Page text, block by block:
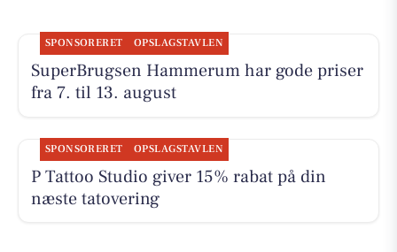
SPONSORERET OPSLAGSTAVLEN
SuperBrugsen Hammerum har gode priser
fra 7. til 13. august
SPONSORERET OPSLAGSTAVLEN
P Tattoo Studio giver 15% rabat på din
næste tatovering